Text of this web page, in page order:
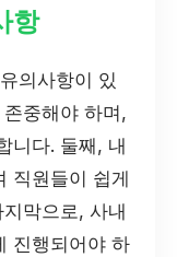
항
의사항이 있
중해야 하며,
니다. 둘째, 내
직원들이 쉽게
막으로, 사내
진행되어야 하